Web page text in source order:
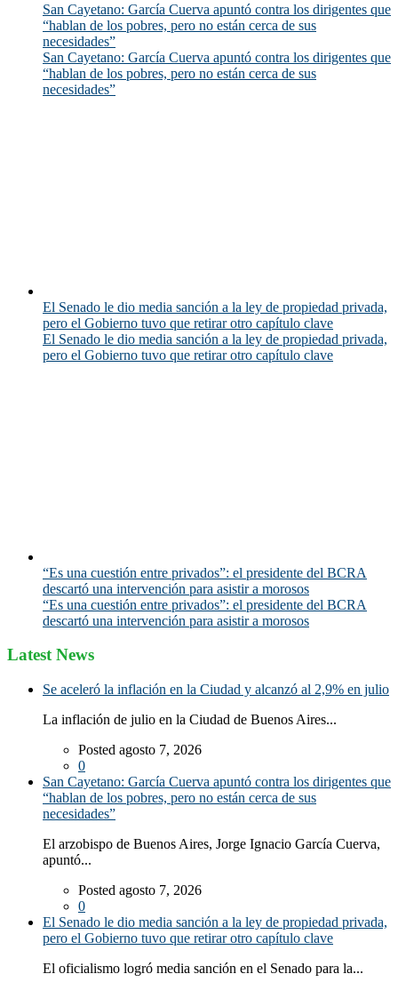
San Cayetano: García Cuerva apuntó contra los dirigentes que
“hablan de los pobres, pero no están cerca de sus
necesidades”
San Cayetano: García Cuerva apuntó contra los dirigentes que
“hablan de los pobres, pero no están cerca de sus
necesidades”
El Senado le dio media sanción a la ley de propiedad privada,
pero el Gobierno tuvo que retirar otro capítulo clave
El Senado le dio media sanción a la ley de propiedad privada,
pero el Gobierno tuvo que retirar otro capítulo clave
“Es una cuestión entre privados”: el presidente del BCRA
descartó una intervención para asistir a morosos
“Es una cuestión entre privados”: el presidente del BCRA
descartó una intervención para asistir a morosos
Latest News
Se aceleró la inflación en la Ciudad y alcanzó al 2,9% en julio
La inflación de julio en la Ciudad de Buenos Aires...
Posted agosto 7, 2026
0
San Cayetano: García Cuerva apuntó contra los dirigentes que
“hablan de los pobres, pero no están cerca de sus
necesidades”
El arzobispo de Buenos Aires, Jorge Ignacio García Cuerva,
apuntó...
Posted agosto 7, 2026
0
El Senado le dio media sanción a la ley de propiedad privada,
pero el Gobierno tuvo que retirar otro capítulo clave
El oficialismo logró media sanción en el Senado para la...